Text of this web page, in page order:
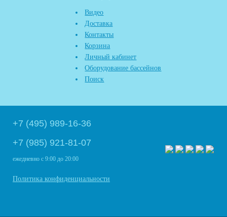
Видео
Доставка
Контакты
Корзина
Личный кабинет
Оборудование бассейнов
Поиск
+7 (495) 989-16-36
+7 (985) 921-81-07
ежедневно с 9:00 до 20:00
Политика конфиденциальности